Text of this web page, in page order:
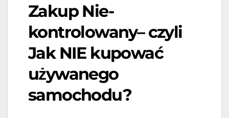
Zakup Nie-
kontrolowany– czyli
Jak NIE kupować
używanego
samochodu?